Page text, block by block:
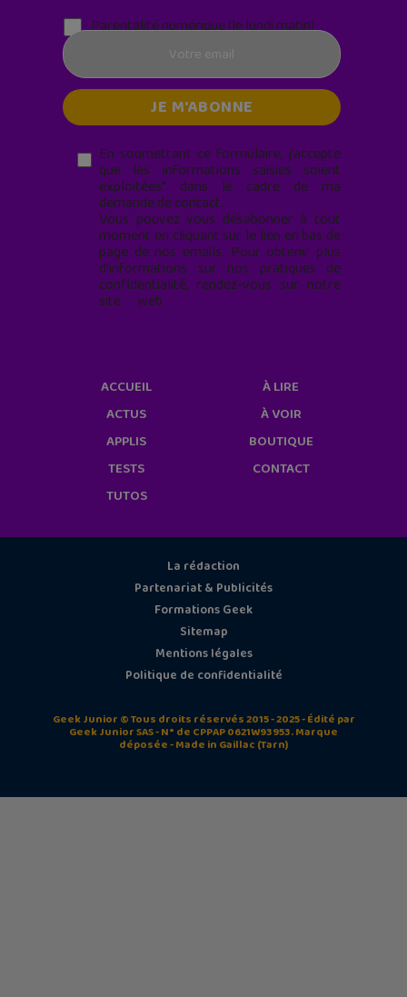
Parentalité numérique (le lundi matin)
En soumettant ce formulaire, j’accepte
que les informations saisies soient
exploitées* dans le cadre de ma
demande de contact.
Vous pouvez vous désabonner à tout
moment en cliquant sur le lien en bas de
page de nos emails. Pour obtenir plus
d'informations sur nos pratiques de
confidentialité, rendez-vous sur notre
site web
ACCUEIL
ACTUS
APPLIS
TESTS
TUTOS
À LIRE
À VOIR
BOUTIQUE
CONTACT
La rédaction
Partenariat & Publicités
Formations Geek
Sitemap
Mentions légales
Politique de confidentialité
Geek Junior © Tous droits réservés 2015 - 2025 - Édité par
Geek Junior SAS - N° de CPPAP 0621W93953. Marque
déposée - Made in Gaillac (Tarn)